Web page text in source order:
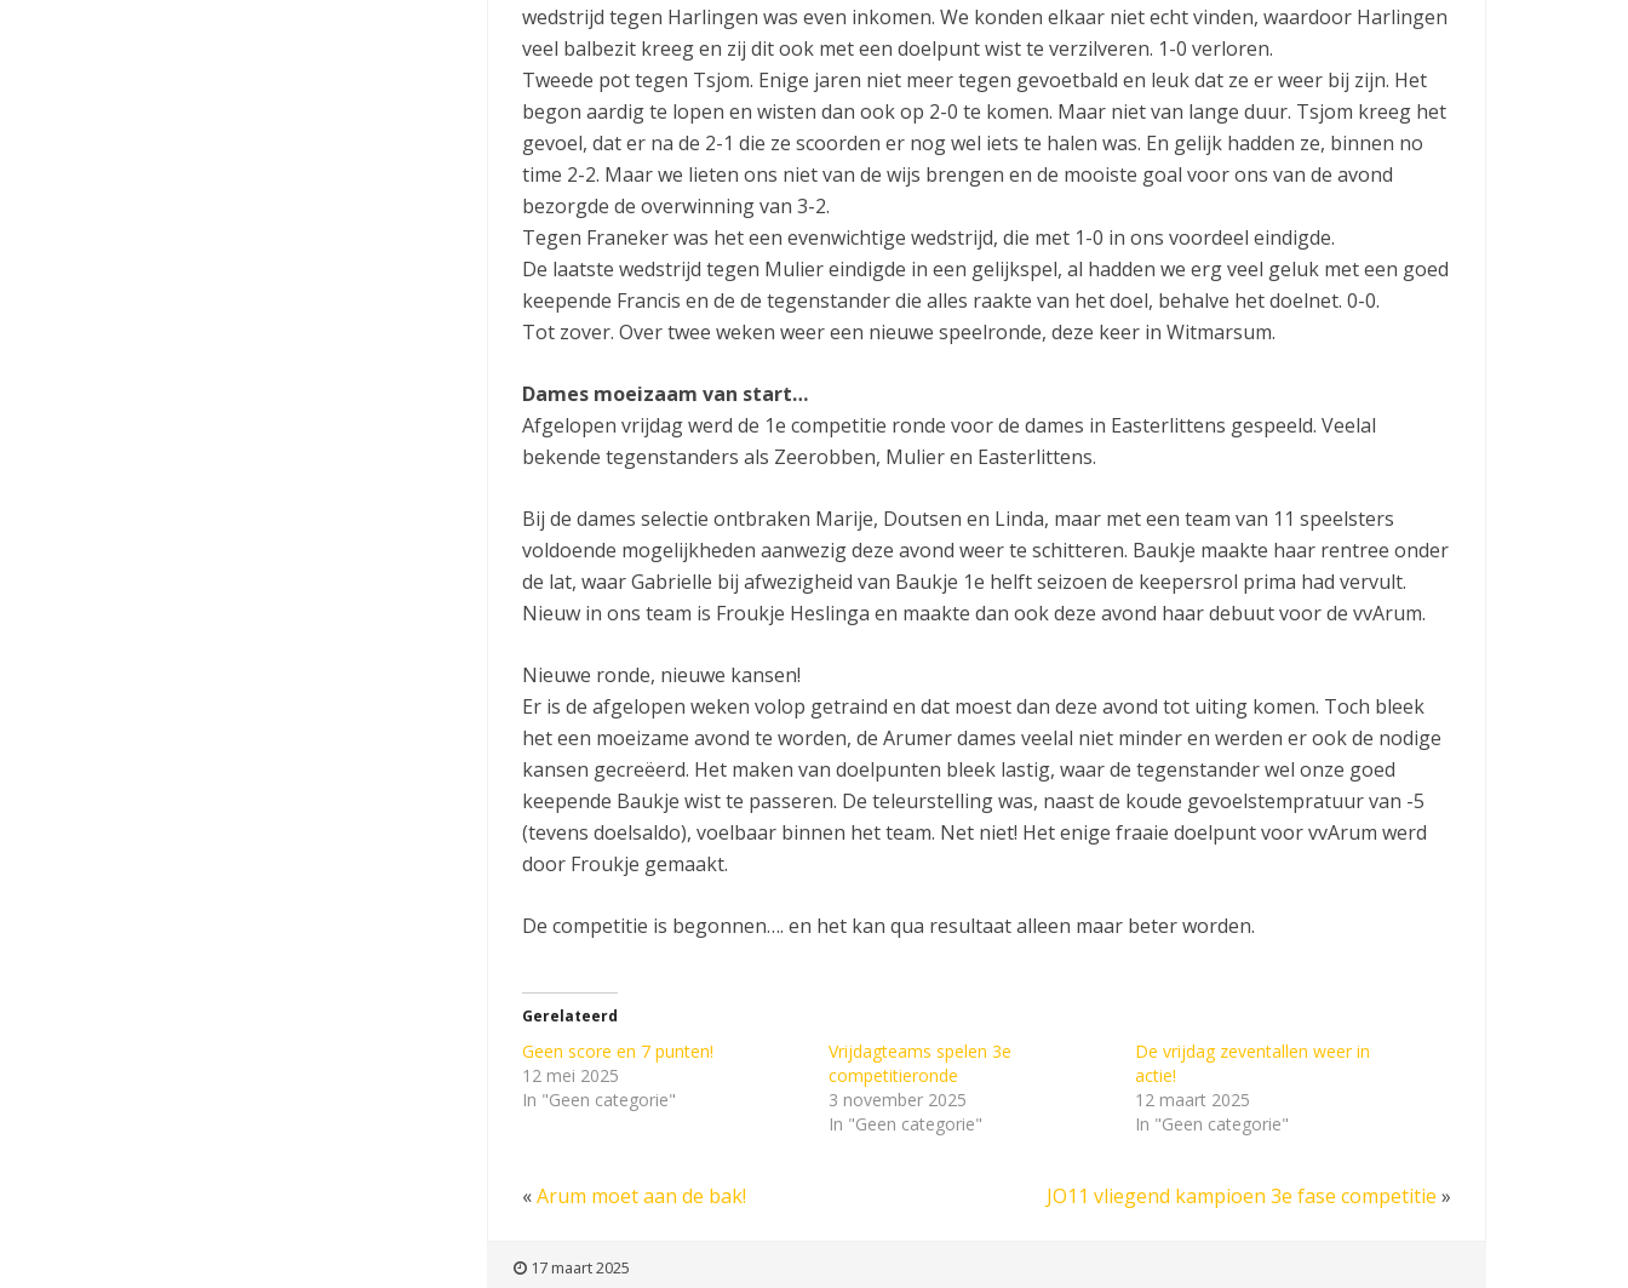
wedstrijd tegen Harlingen was even inkomen. We konden elkaar niet echt vinden, waardoor Harlingen
veel balbezit kreeg en zij dit ook met een doelpunt wist te verzilveren. 1-0 verloren.
Tweede pot tegen Tsjom. Enige jaren niet meer tegen gevoetbald en leuk dat ze er weer bij zijn. Het
begon aardig te lopen en wisten dan ook op 2-0 te komen. Maar niet van lange duur. Tsjom kreeg het
gevoel, dat er na de 2-1 die ze scoorden er nog wel iets te halen was. En gelijk hadden ze, binnen no
time 2-2. Maar we lieten ons niet van de wijs brengen en de mooiste goal voor ons van de avond
bezorgde de overwinning van 3-2.
Tegen Franeker was het een evenwichtige wedstrijd, die met 1-0 in ons voordeel eindigde.
De laatste wedstrijd tegen Mulier eindigde in een gelijkspel, al hadden we erg veel geluk met een goed
keepende Francis en de de tegenstander die alles raakte van het doel, behalve het doelnet. 0-0.
Tot zover. Over twee weken weer een nieuwe speelronde, deze keer in Witmarsum.
Dames moeizaam van start…
Afgelopen vrijdag werd de 1e competitie ronde voor de dames in Easterlittens gespeeld. Veelal
bekende tegenstanders als Zeerobben, Mulier en Easterlittens.
Bij de dames selectie ontbraken Marije, Doutsen en Linda, maar met een team van 11 speelsters
voldoende mogelijkheden aanwezig deze avond weer te schitteren. Baukje maakte haar rentree onder
de lat, waar Gabrielle bij afwezigheid van Baukje 1e helft seizoen de keepersrol prima had vervult.
Nieuw in ons team is Froukje Heslinga en maakte dan ook deze avond haar debuut voor de vvArum.
Nieuwe ronde, nieuwe kansen!
Er is de afgelopen weken volop getraind en dat moest dan deze avond tot uiting komen. Toch bleek
het een moeizame avond te worden, de Arumer dames veelal niet minder en werden er ook de nodige
kansen gecreëerd. Het maken van doelpunten bleek lastig, waar de tegenstander wel onze goed
keepende Baukje wist te passeren. De teleurstelling was, naast de koude gevoelstempratuur van -5
(tevens doelsaldo), voelbaar binnen het team. Net niet! Het enige fraaie doelpunt voor vvArum werd
door Froukje gemaakt.
De competitie is begonnen…. en het kan qua resultaat alleen maar beter worden.
Gerelateerd
Geen score en 7 punten!
12 mei 2025
In "Geen categorie"
Vrijdagteams spelen 3e
competitieronde
3 november 2025
In "Geen categorie"
De vrijdag zeventallen weer in
actie!
12 maart 2025
In "Geen categorie"
«Arum moet aan de bak! JO11 vliegend kampioen 3e fase competitie »
17 maart 2025